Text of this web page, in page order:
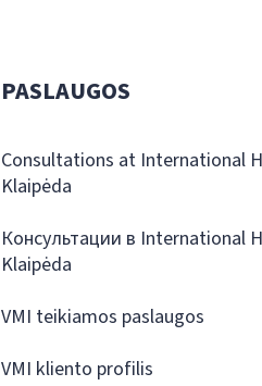
PASLAUGOS
Consultations at International
Klaipėda
Консультации в International
Klaipėda
VMI teikiamos paslaugos
VMI kliento profilis